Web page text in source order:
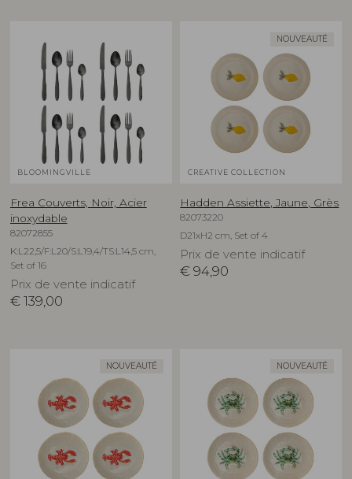
BLOOMINGVILLE
Frea Couverts, Noir, Acier
inoxydable
82072855
K:L22,5/F:L20/S:L19,4/TS:L14,5 cm,
Set of 16
Prix de vente indicatif
€ 139,00
NOUVEAUTÉ
CREATIVE COLLECTION
Hadden Assiette, Jaune, Grès
82073220
D21xH2 cm, Set of 4
Prix de vente indicatif
€ 94,90
NOUVEAUTÉ NOUVEAUTÉ